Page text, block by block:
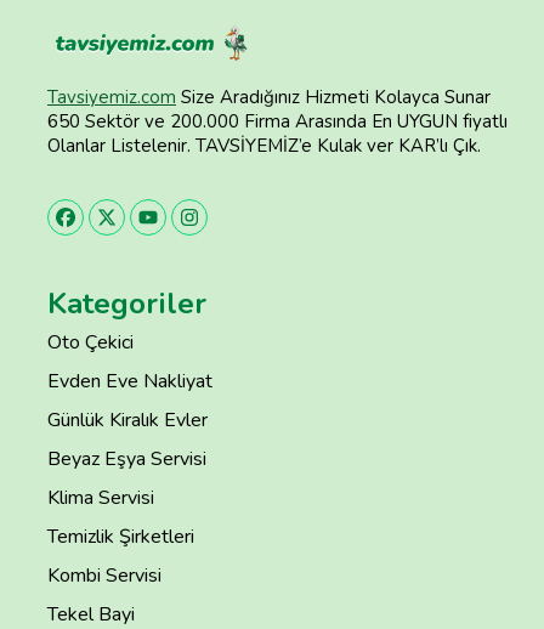
Tavsiyemiz.com Size Aradığınız Hizmeti Kolayca Sunar
650 Sektör ve 200.000 Firma Arasında En UYGUN fiyatlı
Olanlar Listelenir. TAVSİYEMİZ’e Kulak ver KAR’lı Çık.
Kategoriler
Oto Çekici
Evden Eve Nakliyat
Günlük Kiralık Evler
Beyaz Eşya Servisi
Klima Servisi
Temizlik Şirketleri
Kombi Servisi
Tekel Bayi